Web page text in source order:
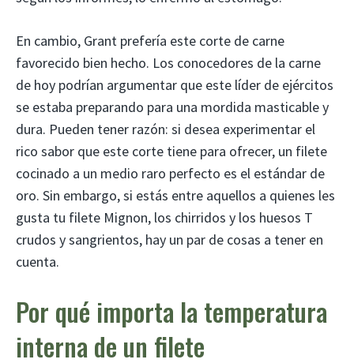
En cambio, Grant prefería este corte de carne
favorecido bien hecho. Los conocedores de la carne
de hoy podrían argumentar que este líder de ejércitos
se estaba preparando para una mordida masticable y
dura. Pueden tener razón: si desea experimentar el
rico sabor que este corte tiene para ofrecer, un filete
cocinado a un medio raro perfecto es el estándar de
oro. Sin embargo, si estás entre aquellos a quienes les
gusta tu filete Mignon, los chirridos y los huesos T
crudos y sangrientos, hay un par de cosas a tener en
cuenta.
Por qué importa la temperatura
interna de un filete